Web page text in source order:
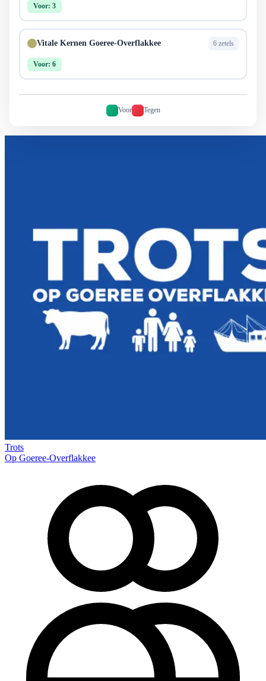
Voor: 3
Vitale Kernen Goeree-Overflakkee 6 zetels
Voor: 6
Voor Tegen
Trots
Op Goeree-Overflakkee